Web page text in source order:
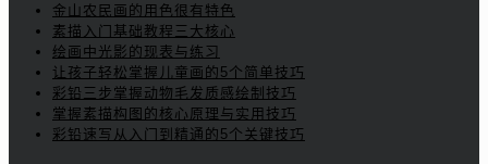
金山农民画的用色很有特色
素描入门基础教程三大核心
绘画中光影的现表与练习
让孩子轻松掌握儿童画的5个简单技巧
彩铅三步掌握动物毛发质感绘制技巧
掌握素描构图的核心原理与实用技巧
彩铅速写从入门到精通的5个关键技巧